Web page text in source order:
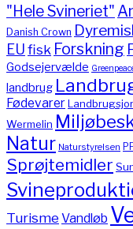
"Hele Svineriet"
Danish Crown
EUfisk Forskning
Godsejervælde
landbrug
Fødevarer
Wermelin
Natur Naturstyrelsen
Sprøjtemidler
TurismeVandløb